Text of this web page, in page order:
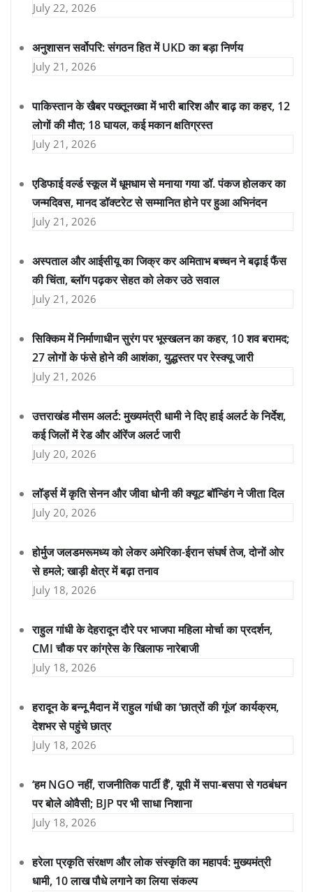
July 22, 2026
अनुशासन सर्वोपरि: संगठन हित में UKD का बड़ा निर्णय
July 21, 2026
पाकिस्तान के खैबर पख्तूनख्वा में भारी बारिश और बाढ़ का कहर, 12
लोगों की मौत; 18 घायल, कई मकान क्षतिग्रस्त
July 21, 2026
एडिफाई वर्ल्ड स्कूल में धूमधाम से मनाया गया डॉ. पंकज होलकर का
जन्मदिवस, मानद डॉक्टरेट से सम्मानित होने पर हुआ अभिनंदन
July 21, 2026
अस्पताल और आईसीयू का जिक्र कर अमिताभ बच्चन ने बढ़ाई फैंस
की चिंता, ब्लॉग पढ़कर सेहत को लेकर उठे सवाल
July 21, 2026
सिक्किम में निर्माणाधीन सुरंग पर भूस्खलन का कहर, 10 शव बरामद;
27 लोगों के फंसे होने की आशंका, युद्धस्तर पर रेस्क्यू जारी
July 21, 2026
उत्तराखंड मौसम अलर्ट: मुख्यमंत्री धामी ने दिए हाई अलर्ट के निर्देश,
कई जिलों में रेड और ऑरेंज अलर्ट जारी
July 20, 2026
लॉर्ड्स में कृति सेनन और जीवा धोनी की क्यूट बॉन्डिंग ने जीता दिल
July 20, 2026
होर्मुज जलडमरूमध्य को लेकर अमेरिका-ईरान संघर्ष तेज, दोनों ओर
से हमले; खाड़ी क्षेत्र में बढ़ा तनाव
July 18, 2026
राहुल गांधी के देहरादून दौरे पर भाजपा महिला मोर्चा का प्रदर्शन,
CMI चौक पर कांग्रेस के खिलाफ नारेबाजी
July 18, 2026
हरादून के बन्नू मैदान में राहुल गांधी का ‘छात्रों की गूंज’ कार्यक्रम,
देशभर से पहुंचे छात्र
July 18, 2026
‘हम NGO नहीं, राजनीतिक पार्टी हैं’, यूपी में सपा-बसपा से गठबंधन
पर बोले ओवैसी; BJP पर भी साधा निशाना
July 18, 2026
हरेला प्रकृति संरक्षण और लोक संस्कृति का महापर्व: मुख्यमंत्री
धामी, 10 लाख पौधे लगाने का लिया संकल्प